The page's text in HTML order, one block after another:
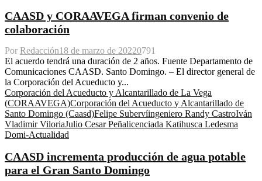
CAASD y CORAAVEGA firman convenio de
colaboración
Por Redacción18 de marzo de 20220791
El acuerdo tendrá una duración de 2 años. Fuente Departamento de
Comunicaciones CAASD. Santo Domingo. – El director general de
la Corporación del Acueducto y...
Corporación del Acueducto y Alcantarillado de La Vega
(CORAAVEGA)Corporación del Acueducto y Alcantarillado de
Santo Domingo (Caasd)Felipe Subervíingeniero Randy CastroIván
Vladimir ViloriaJulio Cesar Peñalicenciada Katihusca Ledesma
Domi-Actualidad
CAASD incrementa producción de agua potable
para el Gran Santo Domingo